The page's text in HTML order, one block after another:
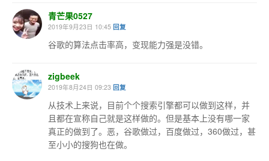
青芒果0527
2019年9月23日 10:45 回复
谷歌的算法点击率高，变现能力强是没错。
zigbeek
2019年8月24日 09:23 回复
从技术上来说，目前个个搜索引擎都可以做到这样，并
且都在宣称自己就是这样做的。但是基本上没有哪一家
真正的做到了。恶，谷歌做过，百度做过，360做过，甚
至小小的搜狗也在做。